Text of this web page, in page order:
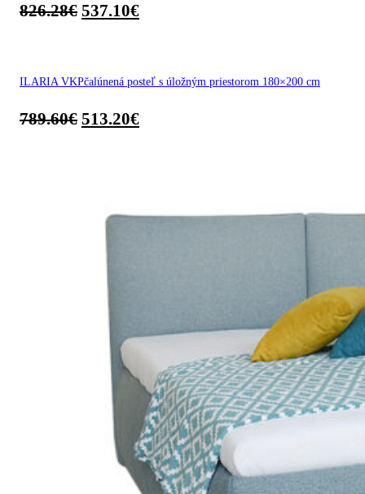
826.28€ 537.10€
ILARIA VKPčalúnená posteľ s úložným priestorom 180×200 cm
789.60€ 513.20€